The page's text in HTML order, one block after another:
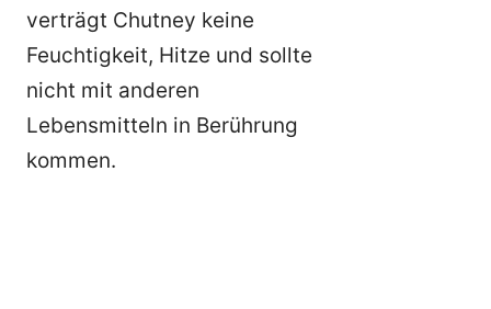
verträgt Chutney keine
Feuchtigkeit, Hitze und sollte
nicht mit anderen
Lebensmitteln in Berührung
kommen.